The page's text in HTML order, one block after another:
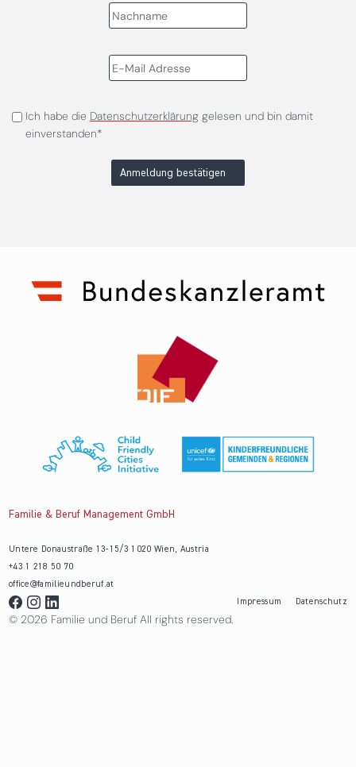
Ich habe die Datenschutzerklärunggelesen und bin damit
einverstanden*
Anmeldung bestätigen
Familie & Beruf Management GmbH
Untere Donaustraße 13-15/3 1020 Wien, Austria
+43 1 218 50 70
office@familieundberuf.at
Impressum
Datenschutz
© 2026 Familie und Beruf All rights reserved.